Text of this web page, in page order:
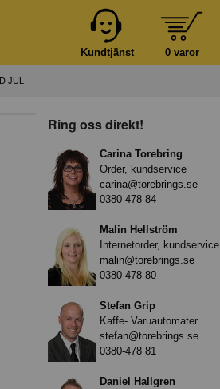
0 varor
Kundtjänst
JUL
Ring oss direkt!
Carina Torebring
Order, kundservice
carina@torebrings.se
0380-478 84
Malin Hellström
Internetorder, kundservice
malin@torebrings.se
0380-478 80
Stefan Grip
Kaffe- Varuautomater
stefan@torebrings.se
0380-478 81
Daniel Hallgren